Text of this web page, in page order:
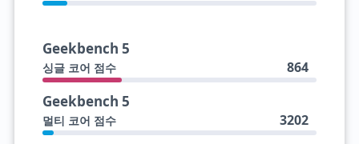
Geekbench 5
싱글 코어 점수 864
Geekbench 5
멀티 코어 점수 3202